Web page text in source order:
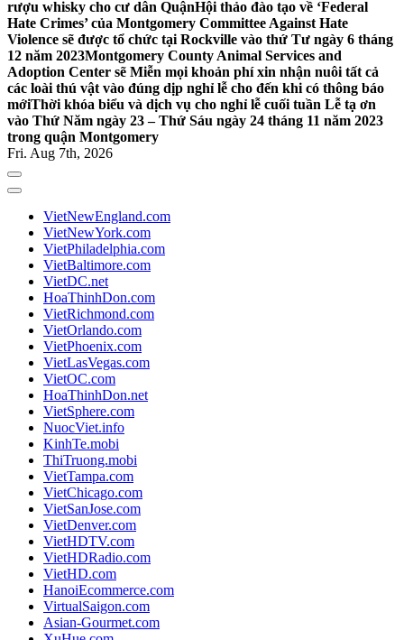
rượu whisky cho cư dân QuậnHội thảo đào tạo về ‘Federal
Hate Crimes’ của Montgomery Committee Against Hate
Violence sẽ được tổ chức tại Rockville vào thứ Tư ngày 6 tháng
12 năm 2023Montgomery County Animal Services and
Adoption Center sẽ Miễn mọi khoản phí xin nhận nuôi tất cả
các loài thú vật vào đúng dịp nghỉ lễ cho đến khi có thông báo
mớiThời khóa biểu và dịch vụ cho nghỉ lễ cuối tuần Lễ tạ ơn
vào Thứ Năm ngày 23 – Thứ Sáu ngày 24 tháng 11 năm 2023
trong quận Montgomery
Fri. Aug 7th, 2026
VietNewEngland.com
VietNewYork.com
VietPhiladelphia.com
VietBaltimore.com
VietDC.net
HoaThinhDon.com
VietRichmond.com
VietOrlando.com
VietPhoenix.com
VietLasVegas.com
VietOC.com
HoaThinhDon.net
VietSphere.com
NuocViet.info
KinhTe.mobi
ThiTruong.mobi
VietTampa.com
VietChicago.com
VietSanJose.com
VietDenver.com
VietHDTV.com
VietHDRadio.com
VietHD.com
HanoiEcommerce.com
VirtualSaigon.com
Asian-Gourmet.com